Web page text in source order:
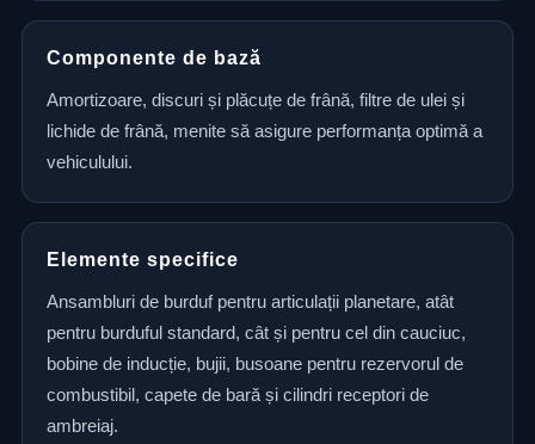
Componente de bază
Amortizoare, discuri și plăcuțe de frână, filtre de ulei și
lichide de frână, menite să asigure performanța optimă a
vehiculului.
Elemente specifice
Ansambluri de burduf pentru articulații planetare, atât
pentru burduful standard, cât și pentru cel din cauciuc,
bobine de inducție, bujii, busoane pentru rezervorul de
combustibil, capete de bară și cilindri receptori de
ambreiaj.